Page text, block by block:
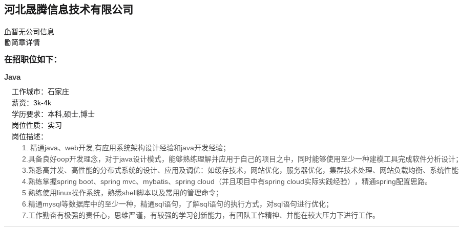
河北晟腾信息技术有限公司
暂无公司信息
简章详情
在招职位如下：
Java
工作城市：石家庄
薪资：3k-4k
学历要求：本科,硕士,博士
岗位性质：实习
岗位描述：
1. 精通java、web开发,有应用系统架构设计经验和java开发经验；
2.具备良好oop开发理念，对于java设计模式，能够熟练理解并应用于自己的项目之中，同时能够使用至少一种建模工具完成软件分析设计；
3.熟悉高并发、高性能的分布式系统的设计、应用及调优：如缓存技术，网站优化，服务器优化，集群技术处理、网站负载均衡、系统性能
4.熟练掌握spring boot、spring mvc、mybatis、spring cloud（并且项目中有spring cloud实际实践经验），精通spring配置思路。
5.熟练使用linux操作系统，熟悉shell脚本以及常用的管理命令；
6.精通mysql等数据库中的至少一种，精通sql语句，了解sql语句的执行方式，对sql语句进行优化；
7.工作勤奋有极强的责任心，思维严谨，有较强的学习创新能力，有团队工作精神、并能在较大压力下进行工作。